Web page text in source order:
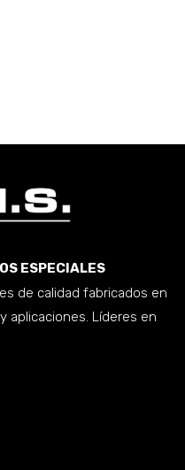
ESPECIALES
de calidad fabricados en
aplicaciones. Líderes en